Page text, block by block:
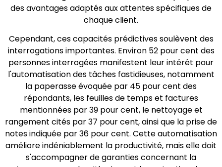
des avantages adaptés aux attentes spécifiques de
chaque client.
Cependant, ces capacités prédictives soulèvent des
interrogations importantes. Environ 52 pour cent des
personnes interrogées manifestent leur intérêt pour
l'automatisation des tâches fastidieuses, notamment
la paperasse évoquée par 45 pour cent des
répondants, les feuilles de temps et factures
mentionnées par 39 pour cent, le nettoyage et
rangement cités par 37 pour cent, ainsi que la prise de
notes indiquée par 36 pour cent. Cette automatisation
améliore indéniablement la productivité, mais elle doit
s'accompagner de garanties concernant la